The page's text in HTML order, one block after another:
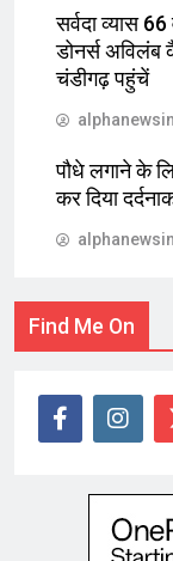
सर्वदा व्यास 66
डोनर्स अविलंब
चंडीगढ़ पहुंचें
पौधे लगाने के
कर दिया
Find Me On